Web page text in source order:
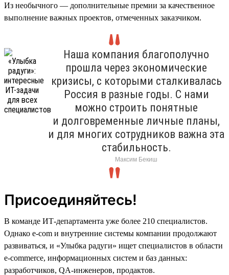
Из необычного — дополнительные премии за качественное
выполнение важных проектов, отмеченных заказчиком.
Наша компания благополучно
прошла через экономические
кризисы, с которыми сталкивалась
Россия в разные годы. С нами
можно строить понятные
и долговременные личные планы,
и для многих сотрудников важна эта
стабильность.
Максим Бекиш
Присоединяйтесь!
В команде ИТ-департамента уже более 210 специалистов.
Однако e-com и внутренние системы компании продолжают
развиваться, и «Улыбка радуги» ищет специалистов в области
e-commerce, информационных систем и баз данных:
разработчиков, QA-инженеров, продактов.